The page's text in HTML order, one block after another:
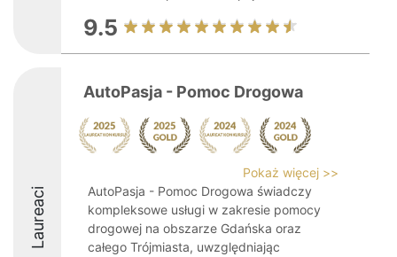
9.5
Laureaci
AutoPasja - Pomoc Drogowa
Pokaż więcej >>
AutoPasja - Pomoc Drogowa świadczy
kompleksowe usługi w zakresie pomocy
drogowej na obszarze Gdańska oraz
całego Trójmiasta, uwzględniając